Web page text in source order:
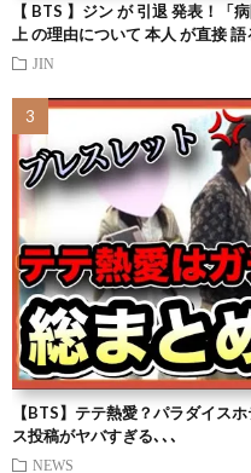
【 BTS 】ジン が 引退 発表！「
上 の理由について 本人 が直接 語
JIN
【BTS】テテ熱愛？パラダイス
ス投稿がヤバすぎる､､､
NEWS